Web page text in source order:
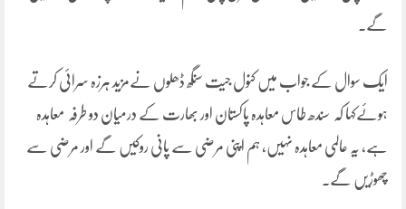
گے۔
ایک سوال کے جواب میں کنول جیت سنگھ ڈھلوں نےمزید ہرزہ سرائی کرتے
ہوئےکہا کہ سندھ طاس معاہدہ پاکستان اور بھارت کے درمیان دو طرفہ معاہدہ
ہے، یہ عالمی معاہدہ نہیں، ہم اپنی مرضی سے پانی روکیں گے اور مرضی سے
چھوڑیں گے۔